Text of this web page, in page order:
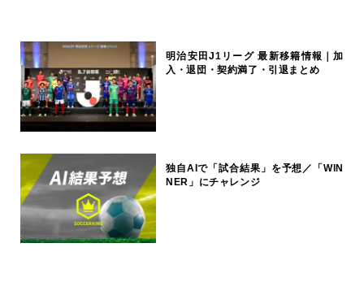
明治安田J1リーグ 最新移籍情報｜加
入・退団・契約満了・引退まとめ
独自AIで「試合結果」を予想／「WIN
NER」にチャレンジ